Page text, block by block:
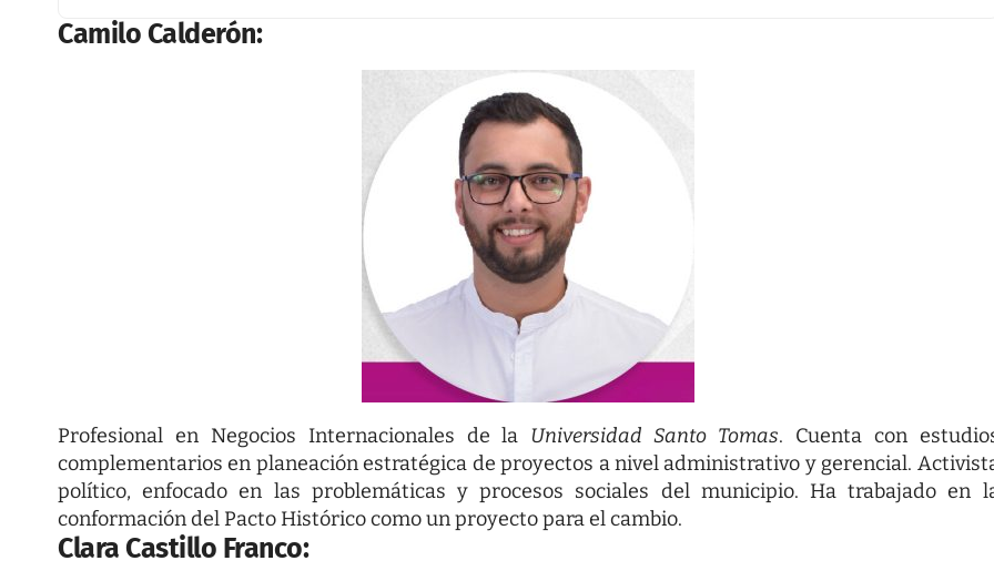
Camilo Calderón:
Profesional en Negocios Internacionales de la Universidad Santo Tomas. Cuenta con
complementarios en planeación estratégica de proyectos a nivel administrativo y gerencial.
político, enfocado en las problemáticas y procesos sociales del municipio. Ha trabajado en
conformación del Pacto Histórico como un proyecto para el cambio.
Clara Castillo Franco: